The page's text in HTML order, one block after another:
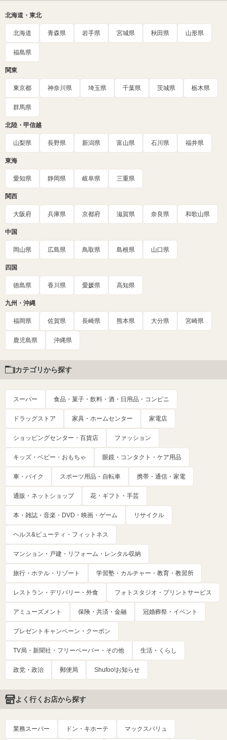
北海道・東北
北海道 青森県 岩手県 宮城県 秋田県 山形県
福島県
関東
東京都 神奈川県 埼玉県 千葉県 茨城県 栃木県
群馬県
北陸・甲信越
山梨県 長野県 新潟県 富山県 石川県 福井県
東海
愛知県 静岡県 岐阜県 三重県
関西
大阪府 兵庫県 京都府 滋賀県 奈良県 和歌山県
中国
岡山県 広島県 鳥取県 島根県 山口県
四国
徳島県 香川県 愛媛県 高知県
九州・沖縄
福岡県 佐賀県 長崎県 熊本県 大分県 宮崎県
鹿児島県 沖縄県
カテゴリから探す
スーパー 食品・菓子・飲料・酒・日用品・コンビニ
ドラッグストア 家具・ホームセンター 家電店
ショッピングセンター・百貨店 ファッション
キッズ・ベビー・おもちゃ 眼鏡・コンタクト・ケア用品
車・バイク スポーツ用品・自転車 携帯・通信・家電
通販・ネットショップ 花・ギフト・手芸
本・雑誌・音楽・DVD・映画・ゲーム リサイクル
ヘルス&ビューティ・フィットネス
マンション・戸建・リフォーム・レンタル収納
旅行・ホテル・リゾート 学習塾・カルチャー・教育・教習所
レストラン・デリバリー・外食 フォトスタジオ・プリントサービス
アミューズメント 保険・共済・金融 冠婚葬祭・イベント
プレゼントキャンペーン・クーポン
TV局・新聞社・フリーペーパー・その他 生活・くらし
政党・政治 郵便局 Shufoo!お知らせ
よく行くお店から探す
業務スーパー ドン・キホーテ マックスバリュ